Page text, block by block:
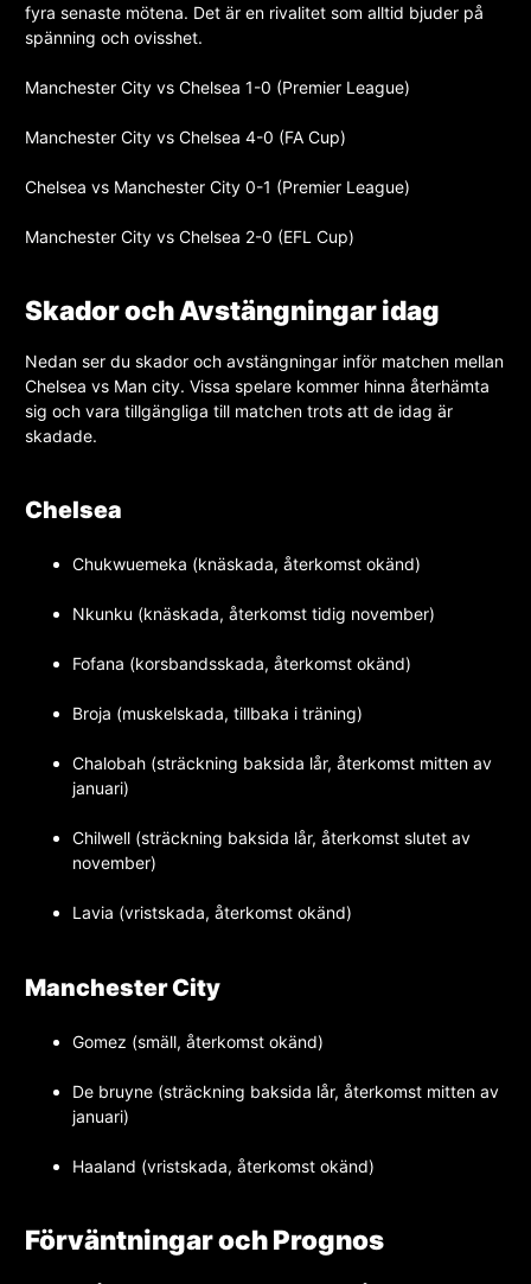
fyra senaste mötena. Det är en rivalitet som alltid bjuder på
spänning och ovisshet.
Manchester City vs Chelsea 1-0 (Premier League)
Manchester City vs Chelsea 4-0 (FA Cup)
Chelsea vs Manchester City 0-1 (Premier League)
Manchester City vs Chelsea 2-0 (EFL Cup)
Skador och Avstängningar idag
Nedan ser du skador och avstängningar inför matchen mellan
Chelsea vs Man city. Vissa spelare kommer hinna återhämta
sig och vara tillgängliga till matchen trots att de idag är
skadade.
Chelsea
Chukwuemeka (knäskada, återkomst okänd)
Nkunku (knäskada, återkomst tidig november)
Fofana (korsbandsskada, återkomst okänd)
Broja (muskelskada, tillbaka i träning)
Chalobah (sträckning baksida lår, återkomst mitten av
januari)
Chilwell (sträckning baksida lår, återkomst slutet av
november)
Lavia (vristskada, återkomst okänd)
Manchester City
Gomez (smäll, återkomst okänd)
De bruyne (sträckning baksida lår, återkomst mitten av
januari)
Haaland (vristskada, återkomst okänd)
Förväntningar och Prognos